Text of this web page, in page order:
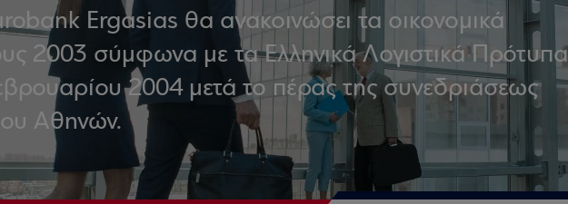
Ergasias θα ανακοινώσει τα οικονομικά
2003 σύμφωνα με τα Ελληνικά Λογιστικά Πρότυπα
2004 μετά το πέρας της συνεδριάσεως
Αθηνών.